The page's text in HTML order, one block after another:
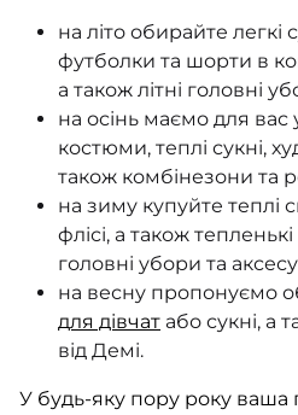
на літо обирайте легкі
футболки та шорти в
а також літні головні
на осінь маємо для вас
костюми, теплі сукні,
також комбінезони та
на зиму купуйте теплі
флісі, а також
головні убори та
на весну пропонуємо
для дівчат або сукні, а
від Демі.
У будь-яку пору року ваша